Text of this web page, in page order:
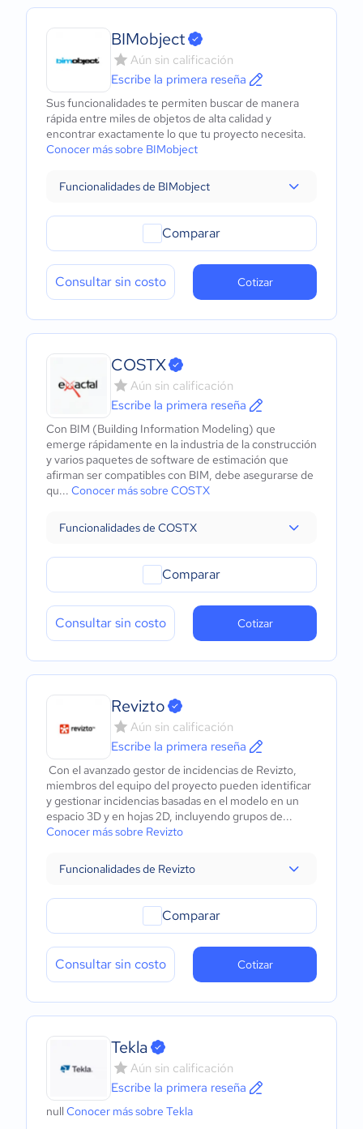
BIMobject
Aún sin calificación
Escribe la primera reseña
Sus funcionalidades te permiten buscar de manera
rápida entre miles de objetos de alta calidad y
encontrar exactamente lo que tu proyecto necesita.
Conocer más sobre BIMobject
Funcionalidades de BIMobject
Comparar
Consultar sin costo Cotizar
COSTX
Aún sin calificación
Escribe la primera reseña
Con BIM (Building Information Modeling) que
emerge rápidamente en la industria de la construcción
y varios paquetes de software de estimación que
afirman ser compatibles con BIM, debe asegurarse de
qu... Conocer más sobre COSTX
Funcionalidades de COSTX
Comparar
Consultar sin costo Cotizar
Revizto
Aún sin calificación
Escribe la primera reseña
Con el avanzado gestor de incidencias de Revizto,
miembros del equipo del proyecto pueden identificar
y gestionar incidencias basadas en el modelo en un
espacio 3D y en hojas 2D, incluyendo grupos de...
Conocer más sobre Revizto
Funcionalidades de Revizto
Comparar
Consultar sin costo Cotizar
Tekla
Aún sin calificación
Escribe la primera reseña
null Conocer más sobre Tekla